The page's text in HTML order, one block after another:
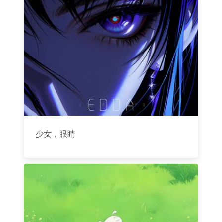
少女，眼睛